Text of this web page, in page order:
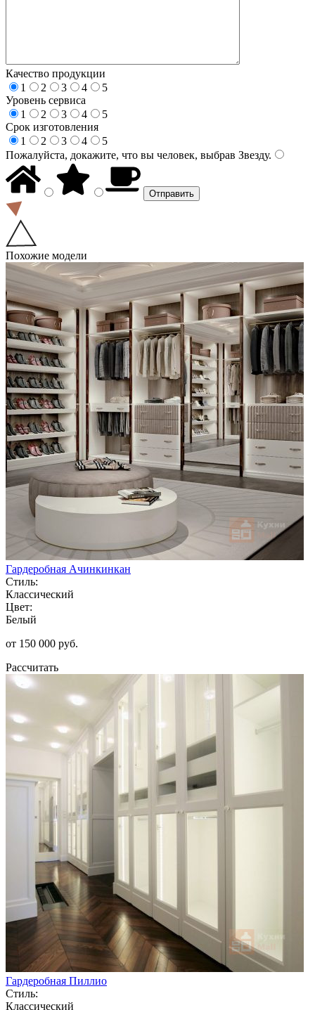
Качество продукции
1
2 3 4
5
Уровень сервиса
1
2 3 4
5
Срок изготовления
1
2 3 4
5
Пожалуйста, докажите, что вы человек, выбрав Звезду.
Похожие модели
Гардеробная Ачинкинкан
Стиль:
Классический
Цвет:
Белый
от 150 000 руб.
Рассчитать
Гардеробная Пиллио
Стиль:
Классический